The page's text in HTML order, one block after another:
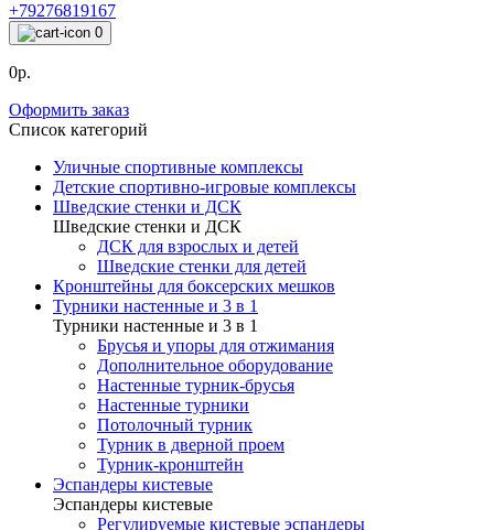
+79276819167
0
0р.
Оформить заказ
Список категорий
Уличные спортивные комплексы
Детские спортивно-игровые комплексы
Шведские стенки и ДСК
Шведские стенки и ДСК
ДСК для взрослых и детей
Шведские стенки для детей
Кронштейны для боксерских мешков
Турники настенные и 3 в 1
Турники настенные и 3 в 1
Брусья и упоры для отжимания
Дополнительное оборудование
Настенные турник-брусья
Настенные турники
Потолочный турник
Турник в дверной проем
Турник-кронштейн
Эспандеры кистевые
Эспандеры кистевые
Регулируемые кистевые эспандеры